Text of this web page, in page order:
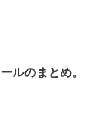
ルのまとめ。